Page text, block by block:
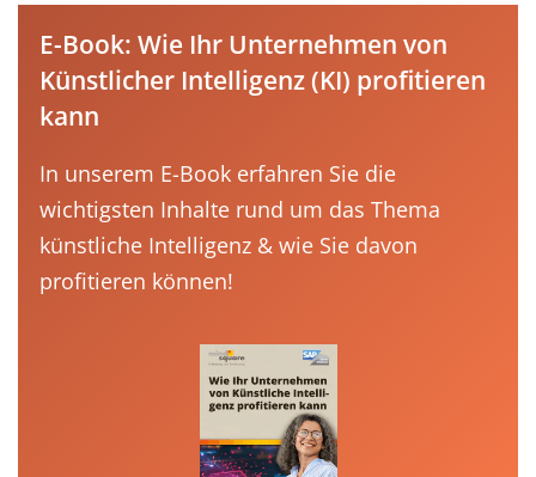
E-Book: Wie Ihr Unternehmen von
Künstlicher Intelligenz (KI) profitieren
kann
In unserem E-Book erfahren Sie die
wichtigsten Inhalte rund um das Thema
künstliche Intelligenz & wie Sie davon
profitieren können!